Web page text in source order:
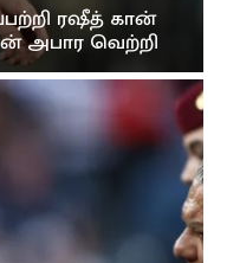
ரஷீத் கான்
அபார வெற்றி